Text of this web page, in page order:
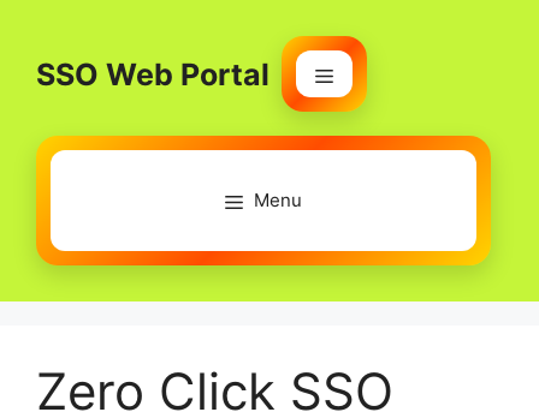
contentSSO Web Portal
Menu
Menu
Zero Click SSO